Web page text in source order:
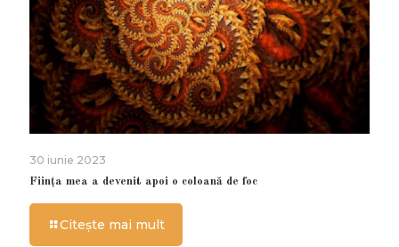
30 iunie 2023
Ființa mea a devenit apoi o coloană de foc
Citește mai mult